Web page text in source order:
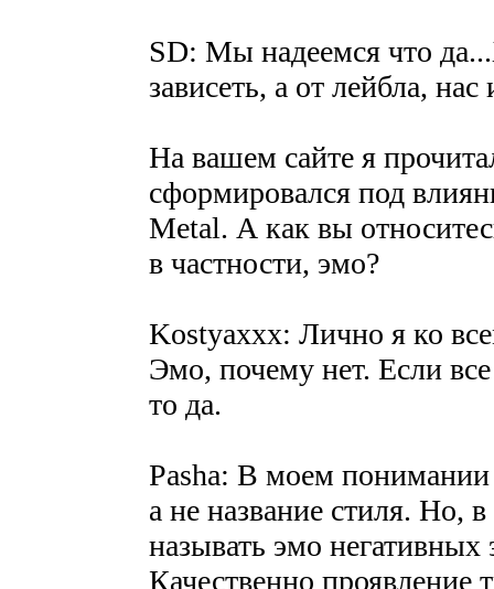
SD: Мы надеемся что
зависеть, а от лейбла,
На вашем сайте я
сформировался под
Metal. А как вы
в частности, эмо?
Kostyaxxx: Лично я ко
Эмо, почему нет. Если
то да.
Pasha: В моем понимании
а не название стиля. Но,
называть эмо
Качественно проявление